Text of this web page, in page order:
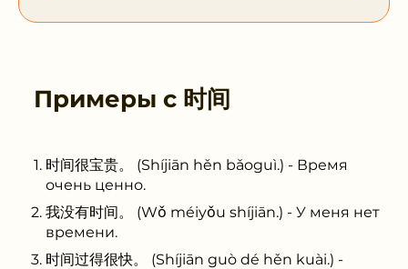
Примеры с 时间
时间很宝贵。 (Shíjiān hěn bǎoguì.) - Время
очень ценно.
我没有时间。 (Wǒ méiyǒu shíjiān.) - У меня нет
времени.
时间过得很快。 (Shíjiān guò dé hěn kuài.) -